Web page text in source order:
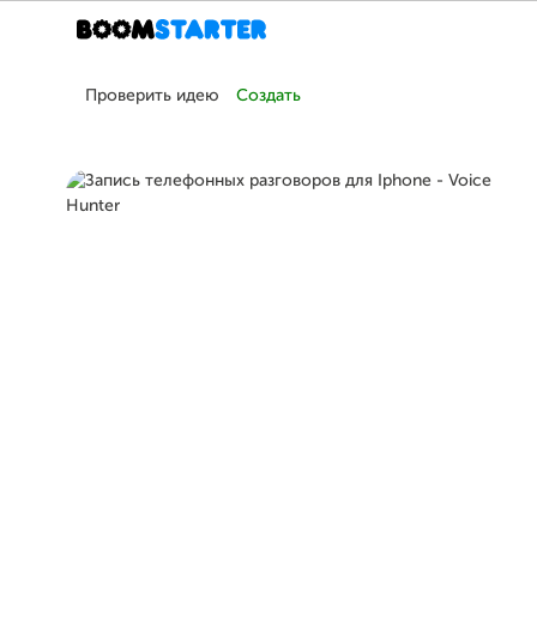
Проверить идею Создать